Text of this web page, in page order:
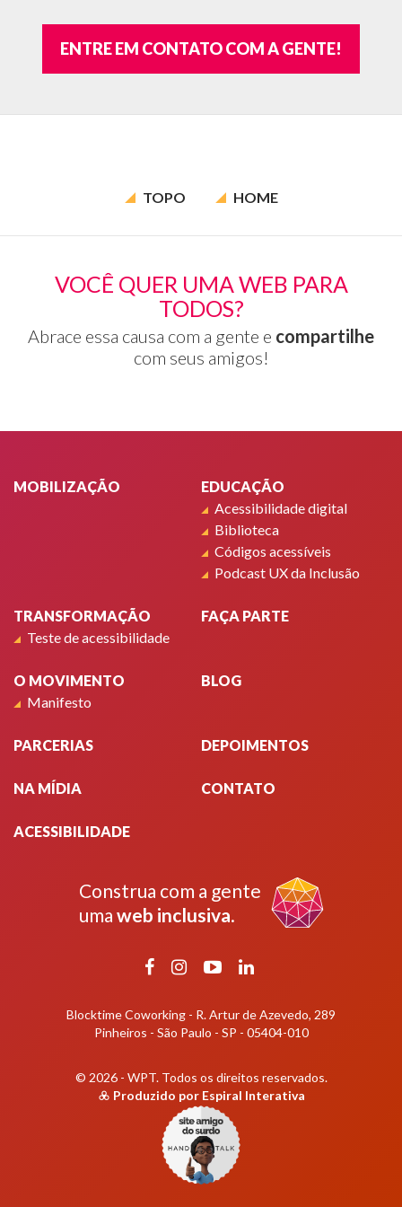
ENTRE EM CONTATO COM A GENTE!
TOPO HOME
VOCÊ QUER UMA WEB PARA
TODOS?
Abrace essa causa com a gente e compartilhe
com seus amigos!
MOBILIZAÇÃO
EDUCAÇÃO
Acessibilidade digital
Biblioteca
Códigos acessíveis
Podcast UX da Inclusão
TRANSFORMAÇÃO
Teste de acessibilidade
FAÇA PARTE
O MOVIMENTO
Manifesto
BLOG
PARCERIAS DEPOIMENTOS
NA MÍDIA CONTATO
ACESSIBILIDADE
Construa com a gente
uma web inclusiva.
Facebook
Instagram
YouTubeLinkedIn
Blocktime Coworking - R. Artur de Azevedo, 289
Pinheiros - São Paulo - SP - 05404-010
© 2026 - WPT. Todos os direitos reservados.
Produzido por Espiral Interativa